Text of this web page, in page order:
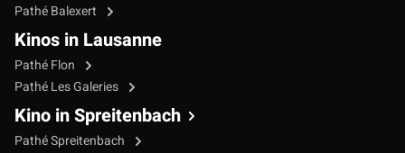
Pathé Balexert
Kinos in Lausanne
Pathé Flon
Pathé Les Galeries
Kino in Spreitenbach
Pathé Spreitenbach